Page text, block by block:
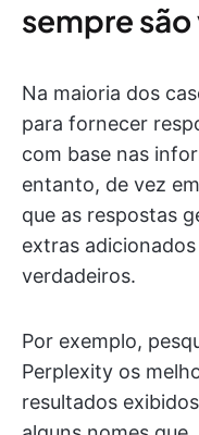
sempre
Na maioria dos
para fornecer
com base nas
entanto, de vez
que as respostas
extras
verdadeiros.
Por exemplo,
Perplexity os
resultados